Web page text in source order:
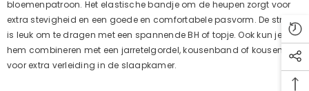
bloemenpatroon. Het elastische bandje om de heupen zorgt voor
extra stevigheid en een goede en comfortabele pasvorm. De string
is leuk om te dragen met een spannende BH of topje. Ook kun je
hem combineren met een jarretelgordel, kousenband of kousen
voor extra verleiding in de slaapkamer.